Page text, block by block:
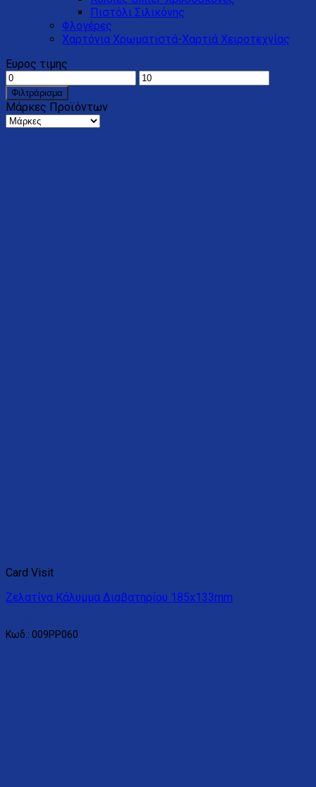
Πιστόλι Σιλικόνης
Φλογέρες
Χαρτόνια Χρωματιστά-Χαρτιά Χειροτεχνίας
Ευρος τιμης
Φιλτράρισμα
Μάρκες Προϊόντων
Card Visit
Ζελατίνα Κάλυμμα Διαβατηρίου 185x133mm
Κωδ.: 009PP060